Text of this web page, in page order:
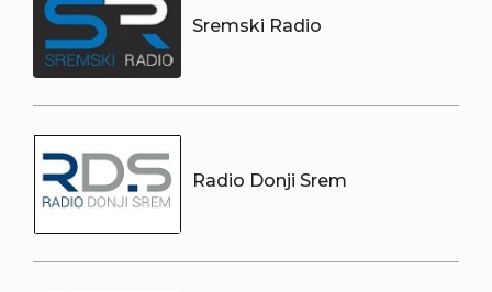
Sremski Radio
Radio Donji Srem